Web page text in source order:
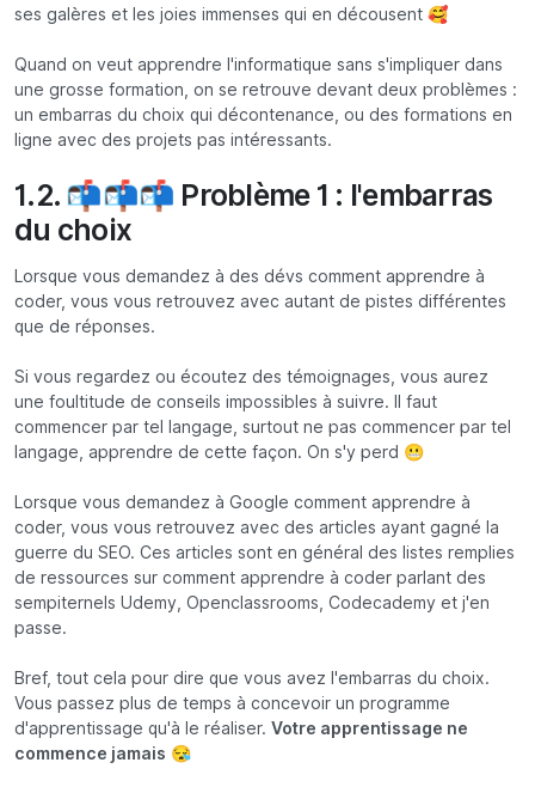
ses galères et les joies immenses qui en décousent 🥰
Quand on veut apprendre l'informatique sans s'impliquer dans
une grosse formation, on se retrouve devant deux problèmes :
un embarras du choix qui décontenance, ou des formations en
ligne avec des projets pas intéressants.
1.2. 📬📬📬 Problème 1 : l'embarras
du choix
Lorsque vous demandez à des dévs comment apprendre à
coder, vous vous retrouvez avec autant de pistes différentes
que de réponses.
Si vous regardez ou écoutez des témoignages, vous aurez
une foultitude de conseils impossibles à suivre. Il faut
commencer par tel langage, surtout ne pas commencer par tel
langage, apprendre de cette façon. On s'y perd 😬
Lorsque vous demandez à Google comment apprendre à
coder, vous vous retrouvez avec des articles ayant gagné la
guerre du SEO. Ces articles sont en général des listes remplies
de ressources sur comment apprendre à coder parlant des
sempiternels Udemy, Openclassrooms, Codecademy et j'en
passe.
Bref, tout cela pour dire que vous avez l'embarras du choix.
Vous passez plus de temps à concevoir un programme
d'apprentissage qu'à le réaliser. Votre apprentissage ne
commence jamais 😪